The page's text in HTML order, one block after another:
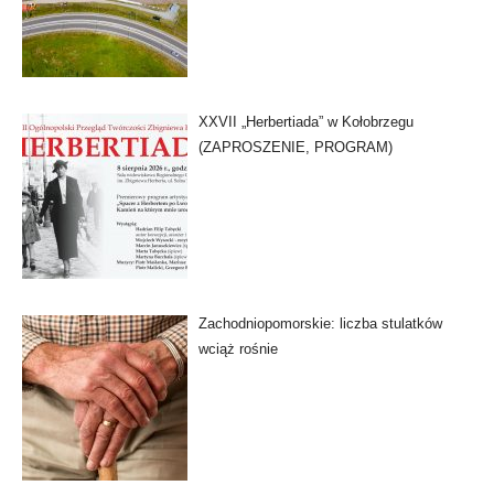
XXVII „Herbertiada” w Kołobrzegu
(ZAPROSZENIE, PROGRAM)
Zachodniopomorskie: liczba stulatków
wciąż rośnie